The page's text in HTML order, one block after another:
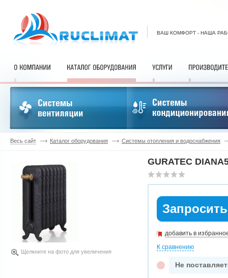
ВАШ КОМФОРТ - НАША
Весь сайт Каталог оборудования Системы отопления и водоснабжения
Щелкните на фото для увеличения
GURATEC
добавить в
К сравнению
Не